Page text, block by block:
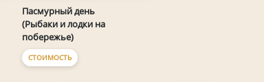
Пасмурный день
(Рыбаки и лодки на
побережье)
СТОИМОСТЬ